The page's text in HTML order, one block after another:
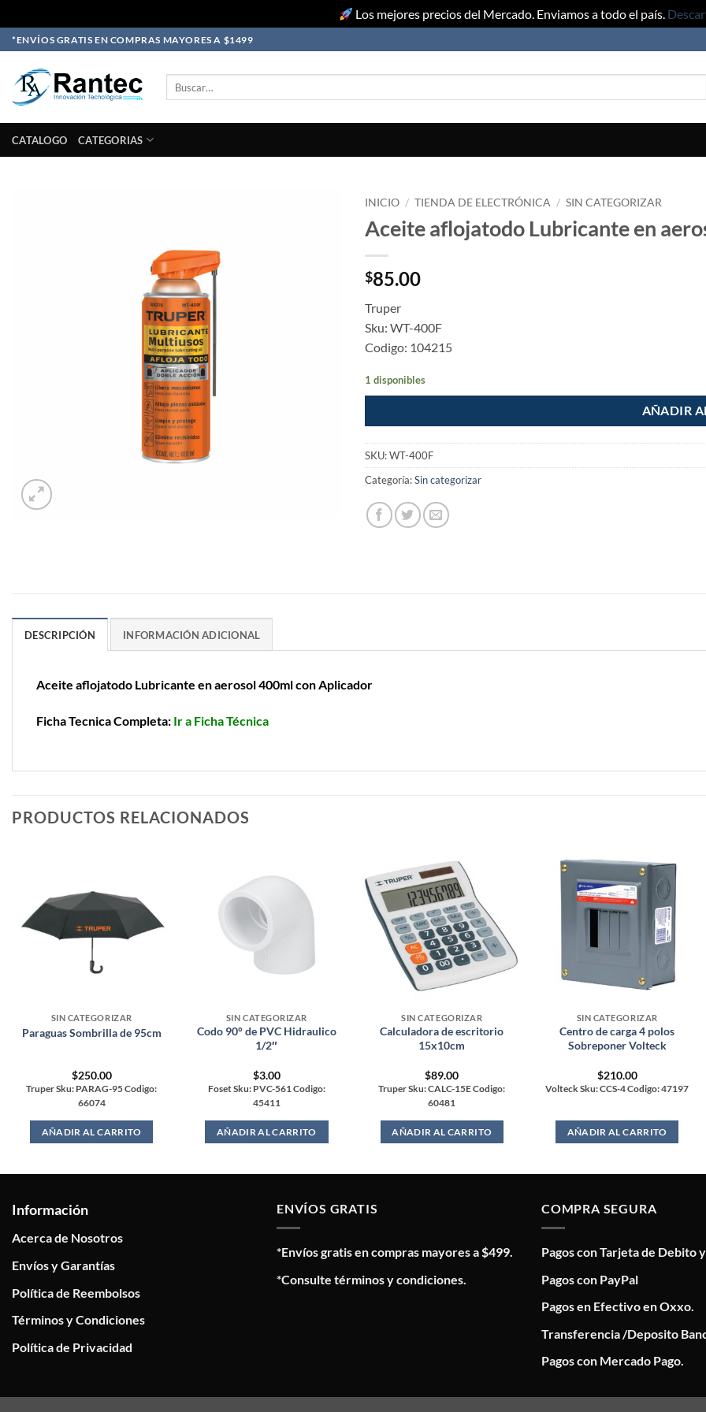
Los mejores precios del Mercado. Enviamos a todo el país.
Skip
to
content
*ENVÍOS GRATIS EN COMPRAS MAYORES A $1499
CATALOGO CATEGORIAS
INICIO / TIENDA DE ELECTRÓNICA / SIN CATEGORIZAR
Aceite aflojatodo Lubricante en
$85.00
Truper
Sku: WT-400F
Codigo: 104215
1 disponibles
AÑADIR
SKU:WT-400F
Categoría:Sin categorizar
DESCRIPCIÓN INFORMACIÓN ADICIONAL
Aceite aflojatodo Lubricante en aerosol 400ml con Aplicador
Ficha Tecnica Completa: Ir a Ficha Técnica
PRODUCTOS RELACIONADOS
SIN CATEGORIZAR
Paraguas Sombrilla de 95cm
$250.00
Truper Sku: PARAG-95 Codigo:
66074
AÑADIR AL CARRITO
SIN CATEGORIZAR
Codo 90° de PVC Hidraulico
1/2″
$3.00
Foset Sku: PVC-561 Codigo:
45411
AÑADIR AL CARRITO
SIN CATEGORIZAR
Calculadora de escritorio
15x10cm
$89.00
Truper Sku: CALC-15E Codigo:
60481
AÑADIR AL CARRITO
SIN CATEGORIZAR
Centro de carga 4 polos
Sobreponer Volteck
$210.00
Volteck Sku: CCS-4 Codigo: 47197
AÑADIR AL CARRITO
Información
Acerca de Nosotros
Envíos y Garantías
Política de Reembolsos
Términos y Condiciones
Política de Privacidad
ENVÍOS GRATIS
*Envíos gratis en compras mayores a $499.
*Consulte términos y condiciones.
COMPRA SEGURA
Pagos con Tarjeta de Debito
Pagos con PayPal
Pagos en Efectivo en Oxxo.
Transferencia /Deposito
Pagos con Mercado Pago.